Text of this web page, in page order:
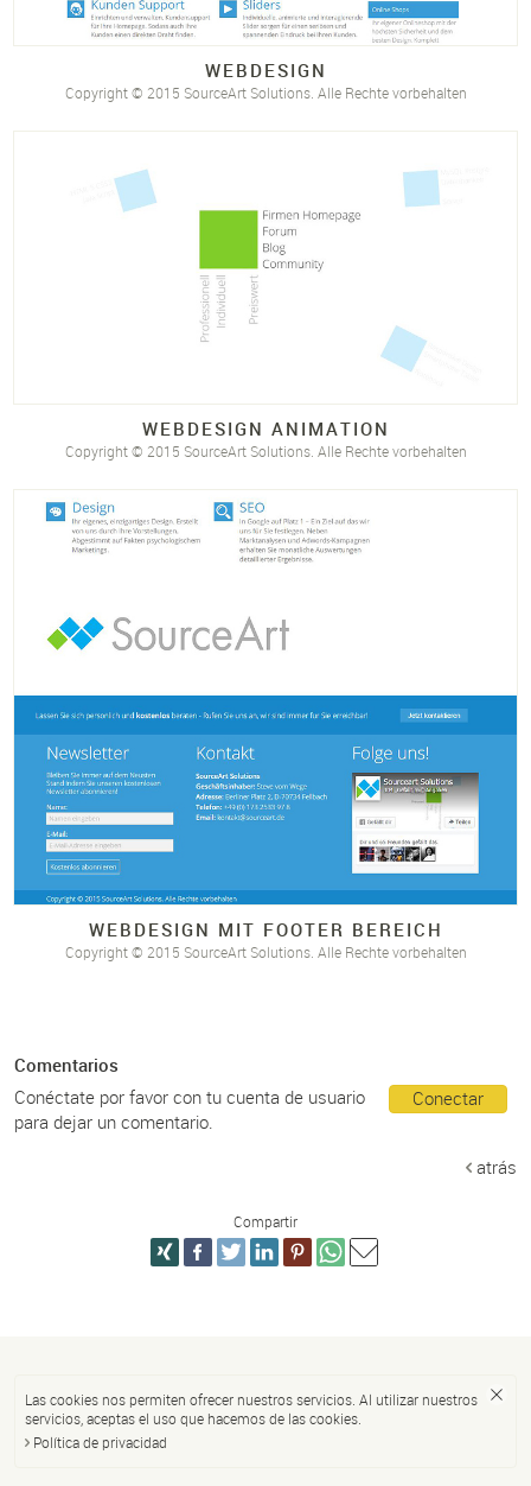
WEBDESIGN
Copyright © 2015 SourceArt Solutions. Alle Rechte vorbehalten
WEBDESIGN ANIMATION
Copyright © 2015 SourceArt Solutions. Alle Rechte vorbehalten
WEBDESIGN MIT FOOTER BEREICH
Copyright © 2015 SourceArt Solutions. Alle Rechte vorbehalten
Comentarios
Conectar
Conéctate por favor con tu cuenta de usuario
para dejar un comentario.
atrás
Compartir
Las cookies nos permiten ofrecer nuestros servicios. Al utilizar nuestros
servicios, aceptas el uso que hacemos de las cookies.
Política de privacidad